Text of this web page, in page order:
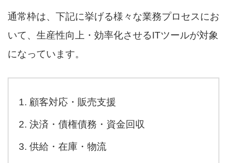
通常枠は、下記に挙げる様々な業務プロセスにお
いて、生産性向上・効率化させるITツールが対象
になっています。
顧客対応・販売支援
決済・債権債務・資金回収
供給・在庫・物流